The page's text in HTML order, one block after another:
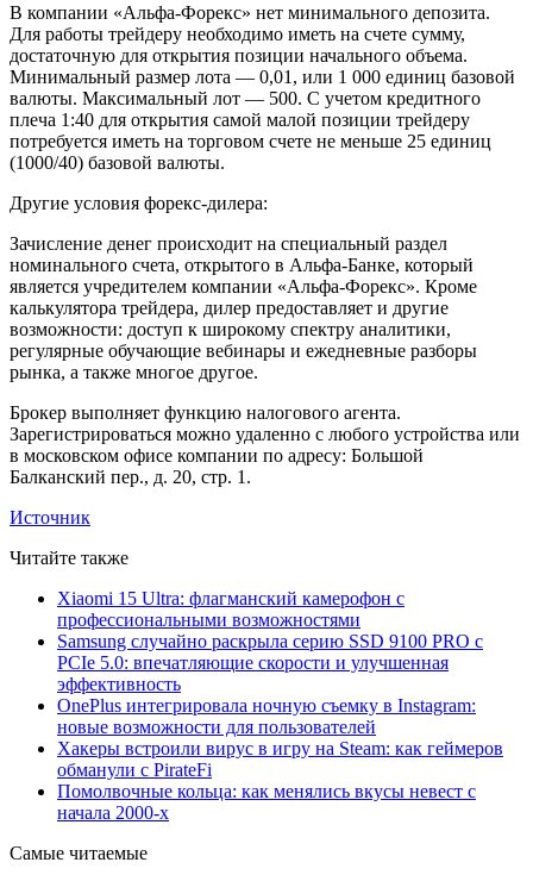
В компании «Альфа-Форекс» нет минимального депозита.
Для работы трейдеру необходимо иметь на счете сумму,
достаточную для открытия позиции начального объема.
Минимальный размер лота — 0,01, или 1 000 единиц базовой
валюты. Максимальный лот — 500. С учетом кредитного
плеча 1:40 для открытия самой малой позиции трейдеру
потребуется иметь на торговом счете не меньше 25 единиц
(1000/40) базовой валюты.
Другие условия форекс-дилера:
Зачисление денег происходит на специальный раздел
номинального счета, открытого в Альфа-Банке, который
является учредителем компании «Альфа-Форекс». Кроме
калькулятора трейдера, дилер предоставляет и другие
возможности: доступ к широкому спектру аналитики,
регулярные обучающие вебинары и ежедневные разборы
рынка, а также многое другое.
Брокер выполняет функцию налогового агента.
Зарегистрироваться можно удаленно с любого устройства или
в московском офисе компании по адресу: Большой
Балканский пер., д. 20, стр. 1.
Источник
Читайте также
Xiaomi 15 Ultra: флагманский камерофон с
профессиональными возможностями
Samsung случайно раскрыла серию SSD 9100 PRO с
PCIe 5.0: впечатляющие скорости и улучшенная
эффективность
OnePlus интегрировала ночную съемку в Instagram:
новые возможности для пользователей
Хакеры встроили вирус в игру на Steam: как геймеров
обманули с PirateFi
Помолвочные кольца: как менялись вкусы невест с
начала 2000-х
Самые читаемые